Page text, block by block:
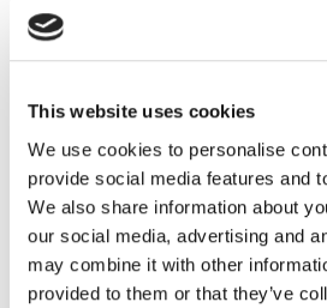
This website uses cookies
We use cookies to personalise
provide social media features and
We also share information about
our social media, advertising and
may combine it with other
provided to them or that they’ve
Articoli dedicati alla grammatica
Articoli dedicati a inglese nel
Articoli con tips e new sulla
Articoli divertenti su film e musica
In quanto di età superiore ai 16 anni,
al trattamento dei miei dati personali in
all’informativa privacy.